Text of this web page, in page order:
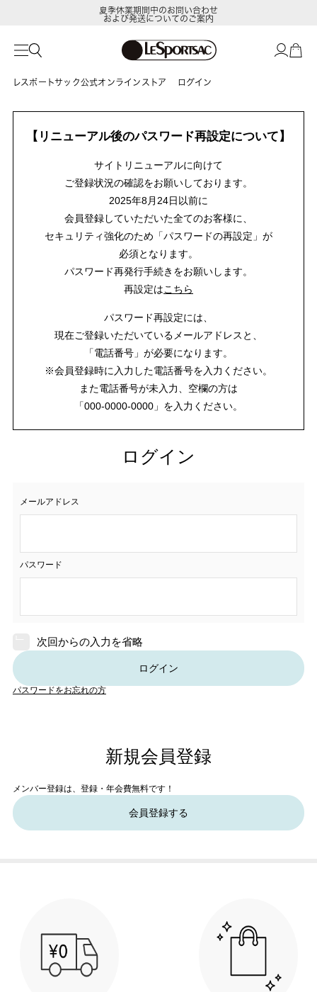
夏季休業期間中のお問い合わせ
および発送についてのご案内
レスポートサック公式オンラインストア ログイン
【リニューアル後のパスワード再設定について】
サイトリニューアルに向けて
ご登録状況の確認をお願いしております。
2025年8月24日以前に
会員登録していただいた全てのお客様に、
セキュリティ強化のため「パスワードの再設定」が
必須となります。
パスワード再発行手続きをお願いします。
再設定はこちら
パスワード再設定には、
現在ご登録いただいているメールアドレスと、
「電話番号」が必要になります。
※会員登録時に入力した電話番号を入力ください。
また電話番号が未入力、空欄の方は
「000-0000-0000」を入力ください。
ログイン
メールアドレス
パスワード
次回からの入力を省略
ログイン
パスワードをお忘れの方
新規会員登録
メンバー登録は、登録・年会費無料です！
会員登録する